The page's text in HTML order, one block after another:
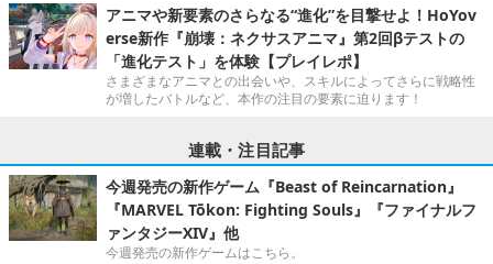
アニマや新要素のさらなる“進化”を目撃せよ！HoYov
erse新作『崩壊：ネクサスアニマ』第2回βテストの
「進化テスト」を体験【プレイレポ】
さまざまなアニマとの出会いや、スキルによってさらに戦略性
が増したバトルなど、本作の注目の要素に迫ります！
連載・注目記事
今週発売の新作ゲーム『Beast of Reincarnation』
『MARVEL Tōkon: Fighting Souls』『ファイナルフ
ァンタジーXIV』他
今週発売の新作ゲームはこちら。